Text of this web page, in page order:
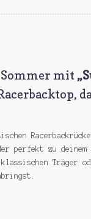
Sommer mit
perfekt zu deinem
Träger